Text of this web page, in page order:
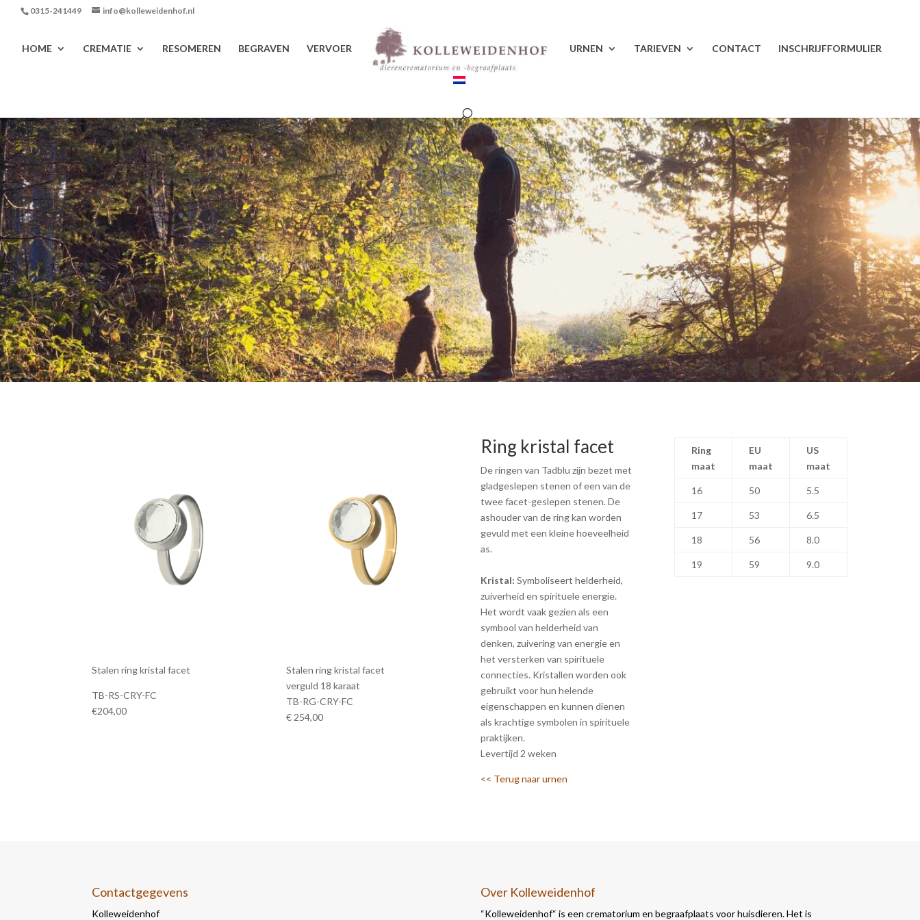
0315-241449 info@kolleweidenhof.nl
HOME CREMATIE RESOMEREN BEGRAVEN VERVOER URNEN TARIEVEN CONTACT INSCHRIJFFORMULIER
Stalen ring kristal facet
TB-RS-CRY-FC
€204,00
Stalen ring kristal facet
verguld 18 karaat
TB-RG-CRY-FC
€ 254,00
Ring kristal facet
De ringen van Tadblu zijn bezet met
gladgeslepen stenen of een van de
twee facet-geslepen stenen. De
ashouder van de ring kan worden
gevuld met een kleine hoeveelheid
as.
Kristal: Symboliseert helderheid,
zuiverheid en spirituele energie.
Het wordt vaak gezien als een
symbool van helderheid van
denken, zuivering van energie en
het versterken van spirituele
connecties. Kristallen worden ook
gebruikt voor hun helende
eigenschappen en kunnen dienen
als krachtige symbolen in spirituele
praktijken.
Levertijd 2 weken
<< Terug naar urnen
Ring
maat
EU
maat
US
maat
16 50 5.5
17 53 6.5
18 56 8.0
19 59 9.0
Contactgegevens
Kolleweidenhof
Over Kolleweidenhof
“Kolleweidenhof“ is een crematorium en begraafplaats voor huisdieren. Het is